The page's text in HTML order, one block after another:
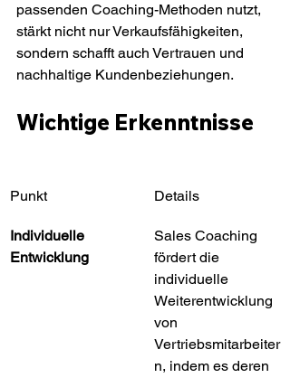
passenden Coaching-Methoden nutzt,
stärkt nicht nur Verkaufsfähigkeiten,
sondern schafft auch Vertrauen und
nachhaltige Kundenbeziehungen.
Wichtige Erkenntnisse
Punkt Details
Individuelle
Entwicklung
Sales Coaching
fördert die
individuelle
Weiterentwicklung
von
Vertriebsmitarbeiter
n, indem es deren